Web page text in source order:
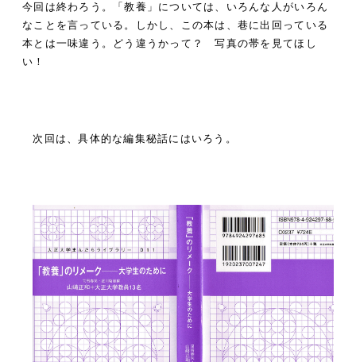
今回は終わろう。「教養」については、いろんな人がいろん
なことを言っている。しかし、この本は、巷に出回っている
本とは一味違う。どう違うかって？ 写真の帯を見てほし
い！
次回は、具体的な編集秘話にはいろう。